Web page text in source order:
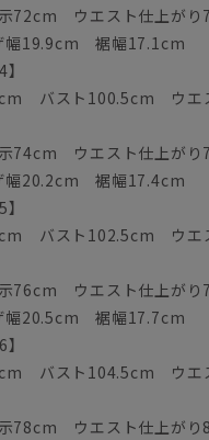
示72cm ウエスト仕上
幅19.9cm 裾幅17.1cm
バスト100.5cm ウ
示74cm ウエスト仕上
幅20.2cm 裾幅17.4cm
バスト102.5cm ウ
示76cm ウエスト仕上
幅20.5cm 裾幅17.7cm
バスト104.5cm ウ
示78cm ウエスト仕上